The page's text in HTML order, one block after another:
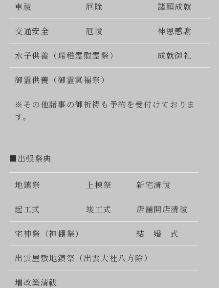
車祓 厄除 諸願成就
交通安全 厄祓 神恩感謝
水子供養（瑞稚霊慰霊祭） 成就御礼
御霊供養（御霊冥福祭）
※その他諸事の御祈祷も予約を受付けておりま
す。
■出張祭典
地鎮祭 上棟祭 新宅清祓
起工式 竣工式 店舗開店清祓
宅神祭（神棚祭） 結 婚 式
出雲屋敷地鎮祭（出雲大社八方除）
増改築清祓